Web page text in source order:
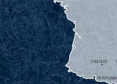
PERPIGNAN
TOULOUSE